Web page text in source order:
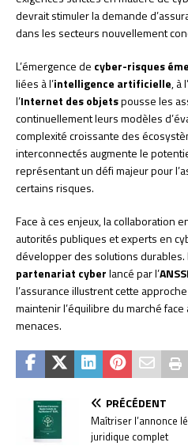
devrait stimuler la demande
dans les secteurs nouvellement
L’émergence de cyber-risques
liées à l’intelligence artificielle, à l’
l’Internet des objetspousse les
continuellement leurs modèles
complexité croissante des
interconnectés augmente le
représentant un défi majeur pour
certains risques.
Face à ces enjeux, la collaboration
autorités publiques et experts en
développer des solutions durables.
partenariat cyberlancé par l’ANSSI
l’assurance illustrent cette
maintenir l’équilibre du marché
menaces.
PRÉCÉDENT
Maîtriser l’annonce
juridique complet